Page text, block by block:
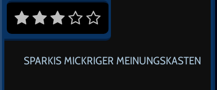
SPARKIS MICKRIGER MEINUNGSKASTEN